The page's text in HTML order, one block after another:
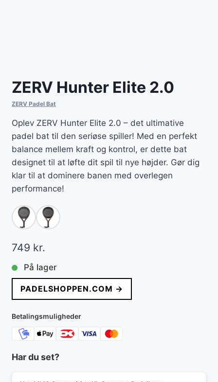
ZERV Hunter Elite 2.0
ZERV Padel Bat
Oplev ZERV Hunter Elite 2.0 – det ultimative
padel bat til den seriøse spiller! Med en perfekt
balance mellem kraft og kontrol, er dette bat
designet til at løfte dit spil til nye højder. Gør dig
klar til at dominere banen med overlegen
performance!
749 kr.
På lager
PADELSHOPPEN.COM →
Betalingsmuligheder
Har du set?